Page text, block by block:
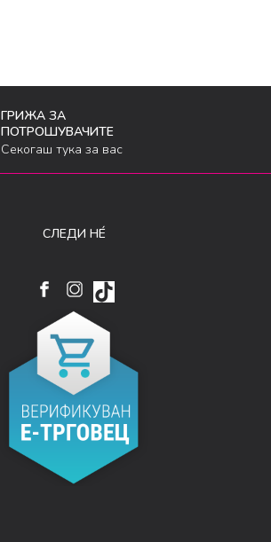
ГРИЖА ЗА
ПОТРОШУВАЧИТЕ
Секогаш тука за вас
СЛЕДИ НÉ